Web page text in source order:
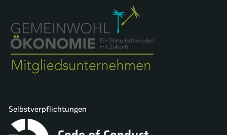
Selbstverpflichtungen